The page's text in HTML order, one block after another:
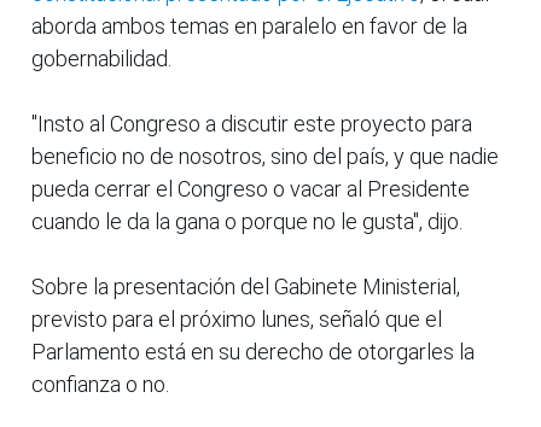
aborda ambos temas en paralelo en favor de la
gobernabilidad.
"Insto al Congreso a discutir este proyecto para
beneficio no de nosotros, sino del país, y que nadie
pueda cerrar el Congreso o vacar al Presidente
cuando le da la gana o porque no le gusta", dijo.
Sobre la presentación del Gabinete Ministerial,
previsto para el próximo lunes, señaló que el
Parlamento está en su derecho de otorgarles la
confianza o no.